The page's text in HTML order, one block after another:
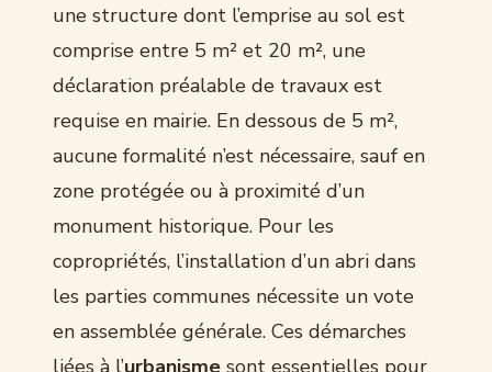
une structure dont l’emprise au sol est
comprise entre 5 m² et 20 m², une
déclaration préalable de travaux est
requise en mairie. En dessous de 5 m²,
aucune formalité n’est nécessaire, sauf en
zone protégée ou à proximité d’un
monument historique. Pour les
copropriétés, l’installation d’un abri dans
les parties communes nécessite un vote
en assemblée générale. Ces démarches